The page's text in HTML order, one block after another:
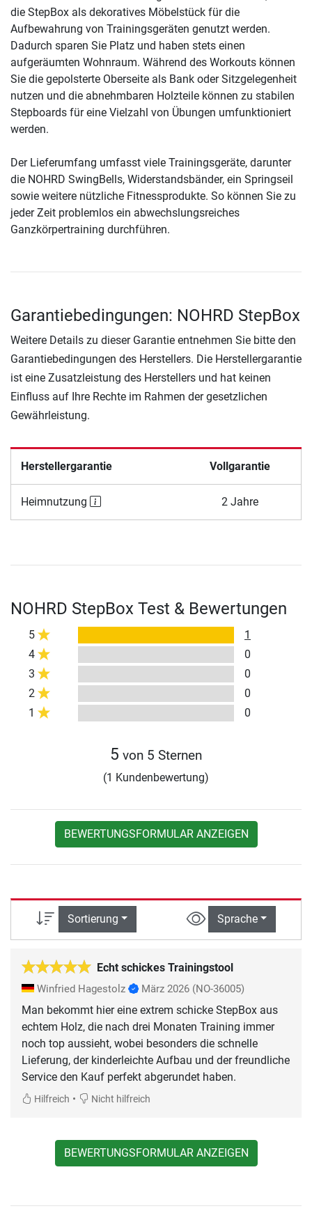
die StepBox als dekoratives Möbelstück für die
Aufbewahrung von Trainingsgeräten genutzt werden.
Dadurch sparen Sie Platz und haben stets einen
aufgeräumten Wohnraum. Während des Workouts können
Sie die gepolsterte Oberseite als Bank oder Sitzgelegenheit
nutzen und die abnehmbaren Holzteile können zu stabilen
Stepboards für eine Vielzahl von Übungen umfunktioniert
werden.
Der Lieferumfang umfasst viele Trainingsgeräte, darunter
die NOHRD SwingBells, Widerstandsbänder, ein Springseil
sowie weitere nützliche Fitnessprodukte. So können Sie zu
jeder Zeit problemlos ein abwechslungsreiches
Ganzkörpertraining durchführen.
Garantiebedingungen: NOHRD StepBox
Weitere Details zu dieser Garantie entnehmen Sie bitte den
Garantiebedingungen des Herstellers. Die Herstellergarantie
ist eine Zusatzleistung des Herstellers und hat keinen
Einfluss auf Ihre Rechte im Rahmen der gesetzlichen
Gewährleistung.
Herstellergarantie Vollgarantie
Heimnutzung 2 Jahre
NOHRD StepBox Test & Bewertungen
5
1
4
0
3
0
2
0
1
0
5 von 5 Sternen
(1 Kundenbewertung)
BEWERTUNGSFORMULAR ANZEIGEN
Sortierung Sprache
Echt schickes Trainingstool
Winfried Hagestolz März 2026 (NO-36005)
Man bekommt hier eine extrem schicke StepBox aus
echtem Holz, die nach drei Monaten Training immer
noch top aussieht, wobei besonders die schnelle
Lieferung, der kinderleichte Aufbau und der freundliche
Service den Kauf perfekt abgerundet haben.
Hilfreich • Nicht hilfreich
BEWERTUNGSFORMULAR ANZEIGEN